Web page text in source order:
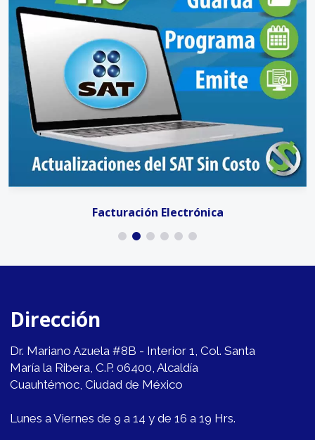
Facturación Electrónica
Dirección
Dr. Mariano Azuela #8B - Interior 1, Col. Santa
María la Ribera, C.P. 06400, Alcaldía
Cuauhtémoc, Ciudad de México
Lunes a Viernes de 9 a 14 y de 16 a 19 Hrs.